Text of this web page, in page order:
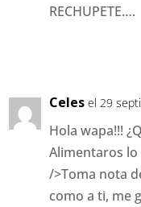
RECHUPETE….
Celes el 29
Hola wapa!!!
Alimentaros lo
/>Toma nota
como a ti, me